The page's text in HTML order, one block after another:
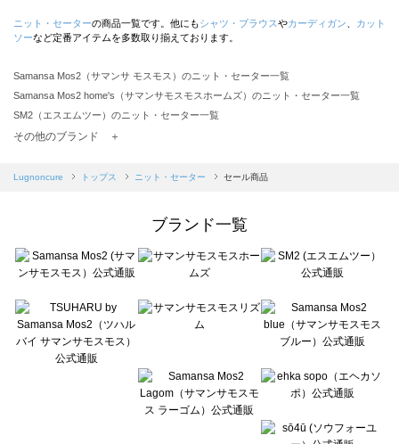
ニット・セーターの商品一覧です。他にもシャツ・ブラウスやカーディガン
カット
ソーなど定番アイテムを多数取り揃えております。
Samansa Mos2（サマンサ モスモス）のニット・セーター一覧
Samansa Mos2 home's（サマンサモスモスホームズ）のニット・セーター一覧
SM2（エスエムツー）のニット・セーター一覧
Samansa Mos2 blue（サマンサモスモス ブルー）のニット・セーター一覧
sō4ū（ソウフォーユー）のニット・セーター一覧
Te chichi（テチチ）のニット・セーター一覧
Te chichi CLASSIC（テチチ クラシック）のニット・セーター一覧
Lugnoncure（ルノンキュール）のニット・セーター一覧
BETTY'S BLUE（べティーズブルー）のニット・セーター一覧
Wpc.（ワールドパーティー）のニット・セーター一覧
その他のブランド ＋
Lugnoncure トップス ニット・セーター セール商品
ブランド一覧